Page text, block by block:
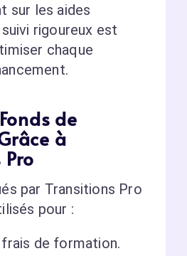
sur les aides
rigoureux est
chaque
de
à
par Transitions Pro
pour :
frais de formation.